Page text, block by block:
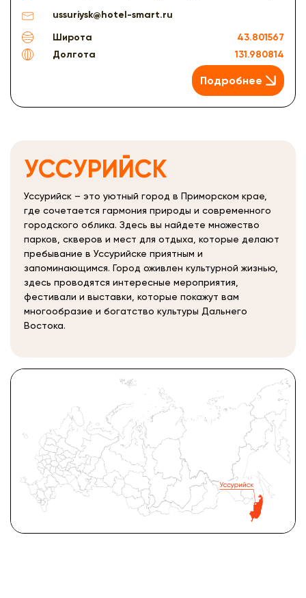
ussuriysk@hotel-smart.ru
Широта
43.801567
Долгота
131.980814
Подробнее
УССУРИЙСК
Уссурийск – это уютный город в Приморском крае,
где сочетается гармония природы и современного
городского облика. Здесь вы найдете множество
парков, скверов и мест для отдыха, которые делают
пребывание в Уссурийске приятным и
запоминающимся. Город оживлен культурной жизнью,
здесь проводятся интересные мероприятия,
фестивали и выставки, которые покажут вам
многообразие и богатство культуры Дальнего
Востока.